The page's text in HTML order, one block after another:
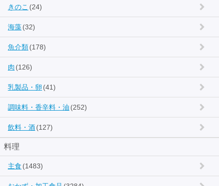
きのこ (24)
海藻(32)
魚介類(178)
肉 (126)
乳製品・卵 (41)
調味料・香辛料・油 (252)
飲料・酒(127)
料理
主食 (1483)